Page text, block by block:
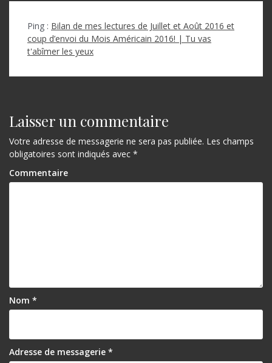
Ping : Bilan de mes lectures de Juillet et Août 2016 et
coup d’envoi du Mois Américain 2016! | Tu vas
t'abîmer les yeux
Laisser un commentaire
Votre adresse de messagerie ne sera pas publiée. Les champs
obligatoires sont indiqués avec *
Commentaire
Nom *
Adresse de messagerie *